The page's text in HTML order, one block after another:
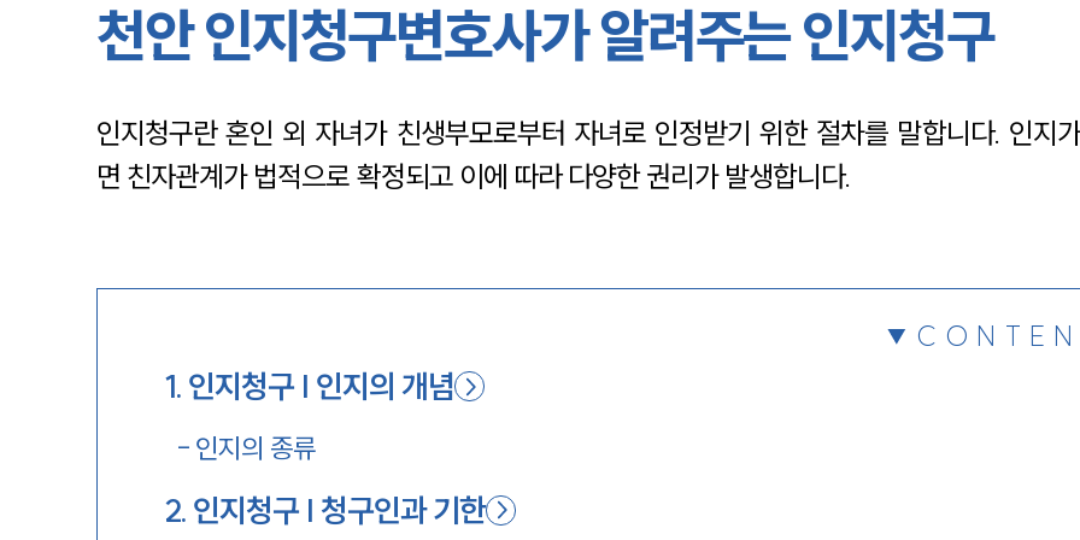
채용정보
천안 인지청구변호사가 알려주는 인지청구
인지청구란 혼인 외 자녀가 친생부모로부터 자녀로 인정받기 위한 절차를 말합니다. 인지
면 친자관계가 법적으로 확정되고 이에 따라 다양한 권리가 발생합니다.
1. 인지청구 | 인지의 개념
- 인지의 종류
2. 인지청구 | 청구인과 기한